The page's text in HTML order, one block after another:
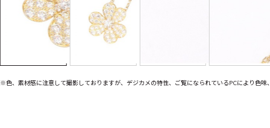
※色、素材感に注意して撮影しておりますが、デジカメの特性、ご覧になられているPCにより色